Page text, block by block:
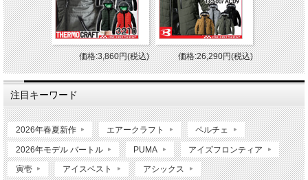
価格:3,860円(税込) 価格:26,290円(税込)
注目キーワード
2026年春夏新作 エアークラフト ペルチェ
2026年モデル バートル PUMA アイズフロンティア
寅壱 アイスベスト アシックス